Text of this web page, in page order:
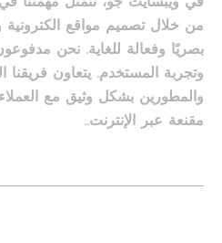
من خلال تصميم مواقع
بصريًا وفعالة للغاية. نحن
وتجربة المستخدم. يتعاون
والمطورين بشكل وثيق مع
مقنعة عبر الإنترنت..